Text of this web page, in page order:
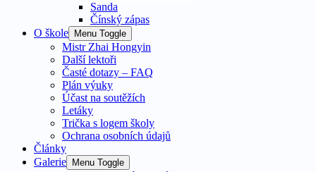
Sanda
Čínský zápas
O škole
Menu Toggle
Mistr Zhai Hongyin
Další lektoři
Časté dotazy – FAQ
Plán výuky
Účast na soutěžích
Letáky
Trička s logem školy
Ochrana osobních údajů
Články
Galerie
Menu Toggle